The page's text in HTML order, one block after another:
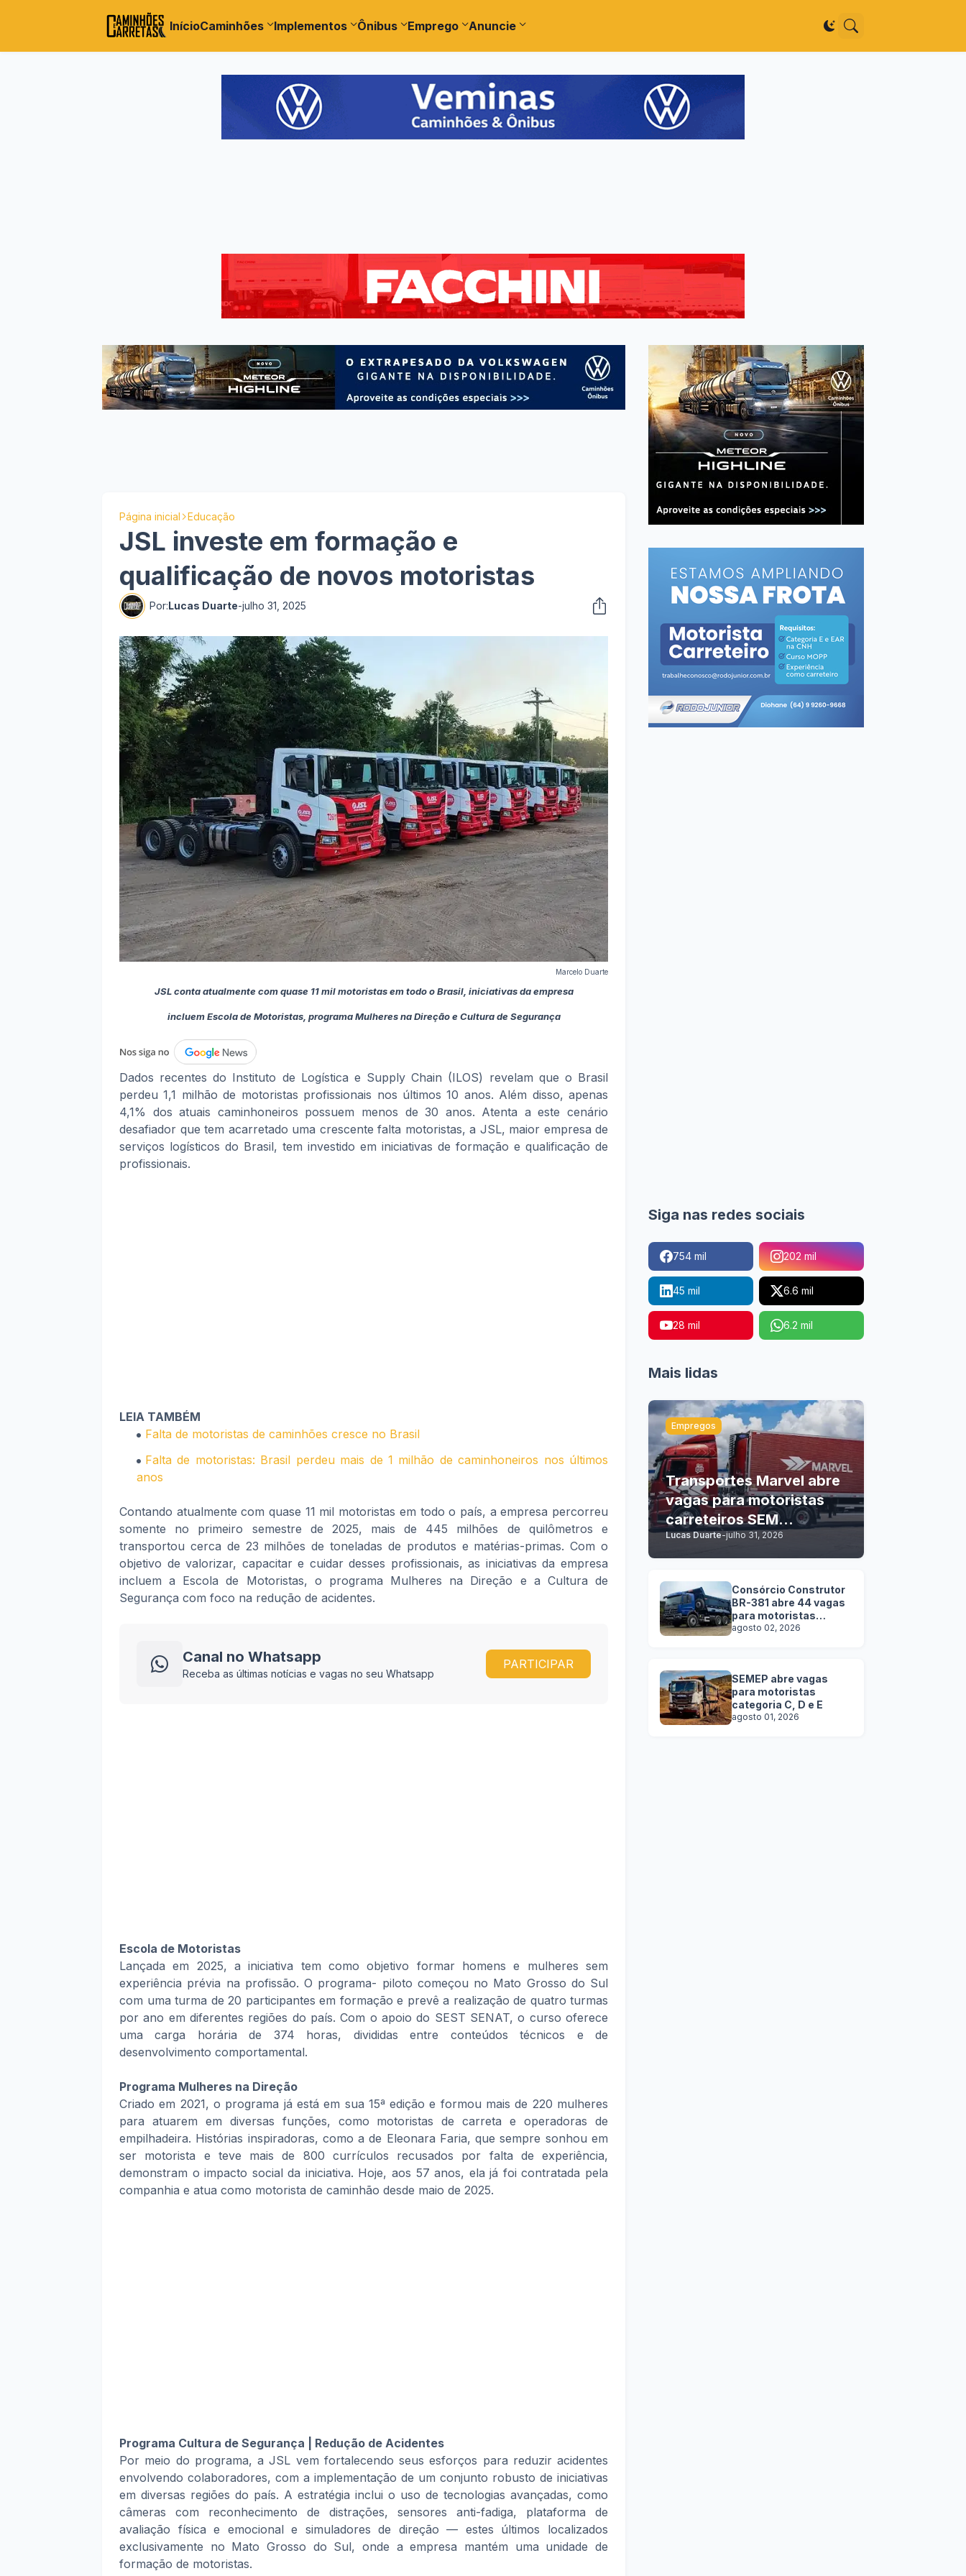
InícioCaminhões Implementos Ônibus Emprego Anuncie
Página inicial Educação
JSL investe em formação e
qualificação de novos motoristas
Por:Lucas Duarte-julho 31, 2025
Marcelo Duarte
JSL conta atualmente com quase 11 mil motoristas em todo o Brasil, iniciativas da empresa
incluem Escola de Motoristas, programa Mulheres na Direção e Cultura de Segurança
Dados recentes do Instituto de Logística e Supply Chain (ILOS) revelam que o Brasil
perdeu 1,1 milhão de motoristas profissionais nos últimos 10 anos. Além disso, apenas
4,1% dos atuais caminhoneiros possuem menos de 30 anos. Atenta a este cenário
desafiador que tem acarretado uma crescente falta motoristas, a JSL, maior empresa de
serviços logísticos do Brasil, tem investido em iniciativas de formação e qualificação de
profissionais.
LEIA TAMBÉM
Falta de motoristas de caminhões cresce no Brasil
Falta de motoristas: Brasil perdeu mais de 1 milhão de caminhoneiros nos últimos
anos
Contando atualmente com quase 11 mil motoristas em todo o país, a empresa percorreu
somente no primeiro semestre de 2025, mais de 445 milhões de quilômetros e
transportou cerca de 23 milhões de toneladas de produtos e matérias-primas. Com o
objetivo de valorizar, capacitar e cuidar desses profissionais, as iniciativas da empresa
incluem a Escola de Motoristas, o programa Mulheres na Direção e a Cultura de
Segurança com foco na redução de acidentes.
Canal no Whatsapp
Receba as últimas notícias e vagas no seu Whatsapp
PARTICIPAR
Escola de Motoristas
Lançada em 2025, a iniciativa tem como objetivo formar homens e mulheres sem
experiência prévia na profissão. O programa- piloto começou no Mato Grosso do Sul
com uma turma de 20 participantes em formação e prevê a realização de quatro turmas
por ano em diferentes regiões do país. Com o apoio do SEST SENAT, o curso oferece
uma carga horária de 374 horas, divididas entre conteúdos técnicos e de
desenvolvimento comportamental.
Programa Mulheres na Direção
Criado em 2021, o programa já está em sua 15ª edição e formou mais de 220 mulheres
para atuarem em diversas funções, como motoristas de carreta e operadoras de
empilhadeira. Histórias inspiradoras, como a de Eleonara Faria, que sempre sonhou em
ser motorista e teve mais de 800 currículos recusados por falta de experiência,
demonstram o impacto social da iniciativa. Hoje, aos 57 anos, ela já foi contratada pela
companhia e atua como motorista de caminhão desde maio de 2025.
Programa Cultura de Segurança | Redução de Acidentes
Por meio do programa, a JSL vem fortalecendo seus esforços para reduzir acidentes
envolvendo colaboradores, com a implementação de um conjunto robusto de iniciativas
em diversas regiões do país. A estratégia inclui o uso de tecnologias avançadas, como
câmeras com reconhecimento de distrações, sensores anti-fadiga, plataforma de
avaliação física e emocional e simuladores de direção — estes últimos localizados
exclusivamente no Mato Grosso do Sul, onde a empresa mantém uma unidade de
formação de motoristas.
Siga nas redes sociais
754 mil 202 mil
45 mil 6.6 mil
28 mil 6.2 mil
Mais lidas
Empregos
Transportes Marvel abre
vagas para motoristas
carreteiros SEM
EXPERIÊNCIA
Lucas Duarte-julho 31, 2026
Consórcio Construtor
BR-381 abre 44 vagas
para motoristas
categoria C, D e E
agosto 02, 2026
SEMEP abre vagas
para motoristas
categoria C, D e E
agosto 01, 2026